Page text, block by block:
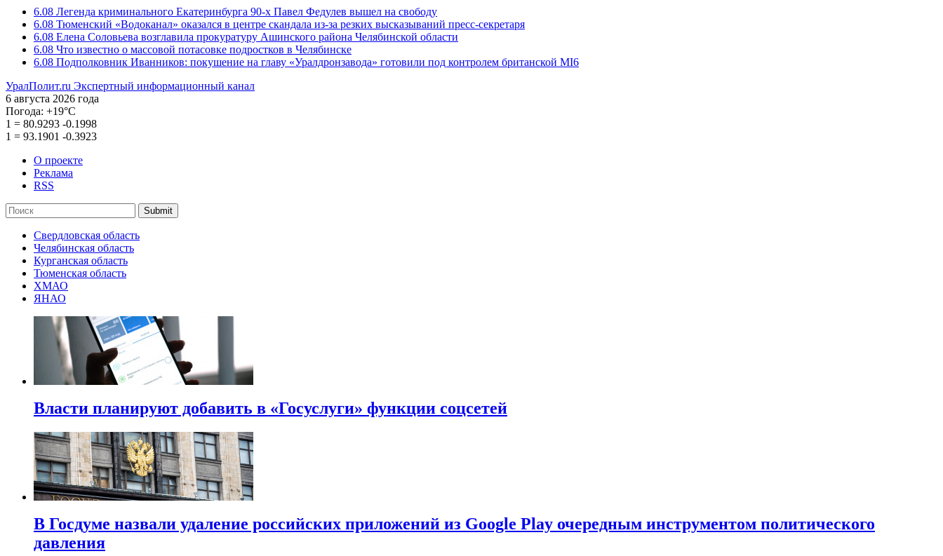
6.08 Легенда криминального Екатеринбурга 90-х Павел Федулев вышел на свободу
6.08 Тюменский «Водоканал» оказался в центре скандала из-за резких высказываний пресс-секретаря
6.08 Елена Соловьева возглавила прокуратуру Ашинского района Челябинской области
6.08 Что известно о массовой потасовке подростков в Челябинске
6.08 Подполковник Иванников: покушение на главу «Уралдронзавода» готовили под контролем британской MI6
УралПолит.ru Экспертный информационный канал
6 августа 2026 года
Погода: +19°С
1 = 80.9293 -0.1998
1 = 93.1901 -0.3923
О проекте
Реклама
RSS
Submit
Свердловская область
Челябинская область
Курганская область
Тюменская область
ХМАО
ЯНАО
Власти планируют добавить в «Госуслуги» функции соцсетей
В Госдуме назвали удаление российских приложений из Google Play очередным инструментом политического
давления